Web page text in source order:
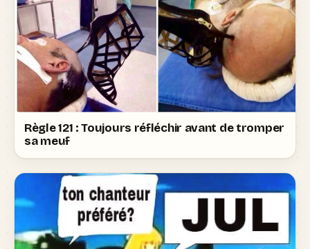
Règle 121 : Toujours réfléchir avant de tromper
sa meuf